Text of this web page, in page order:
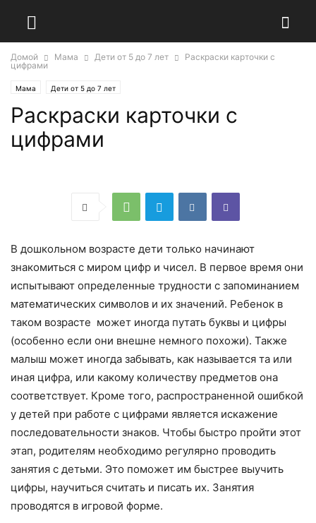
Домой Мама Дети от 5 до 7 лет
Раскраски карточки с
цифрами
Мама Дети от 5 до 7 лет
Раскраски карточки с
цифрами
В дошкольном возрасте дети только начинают
знакомиться с миром цифр и чисел. В первое время они
испытывают определенные трудности с запоминанием
математических символов и их значений. Ребенок в
таком возрасте может иногда путать буквы и цифры
(особенно если они внешне немного похожи). Также
малыш может иногда забывать, как называется та или
иная цифра, или какому количеству предметов она
соответствует. Кроме того, распространенной ошибкой
у детей при работе с цифрами является искажение
последовательности знаков. Чтобы быстро пройти этот
этап, родителям необходимо регулярно проводить
занятия с детьми. Это поможет им быстрее выучить
цифры, научиться считать и писать их. Занятия
проводятся в игровой форме.